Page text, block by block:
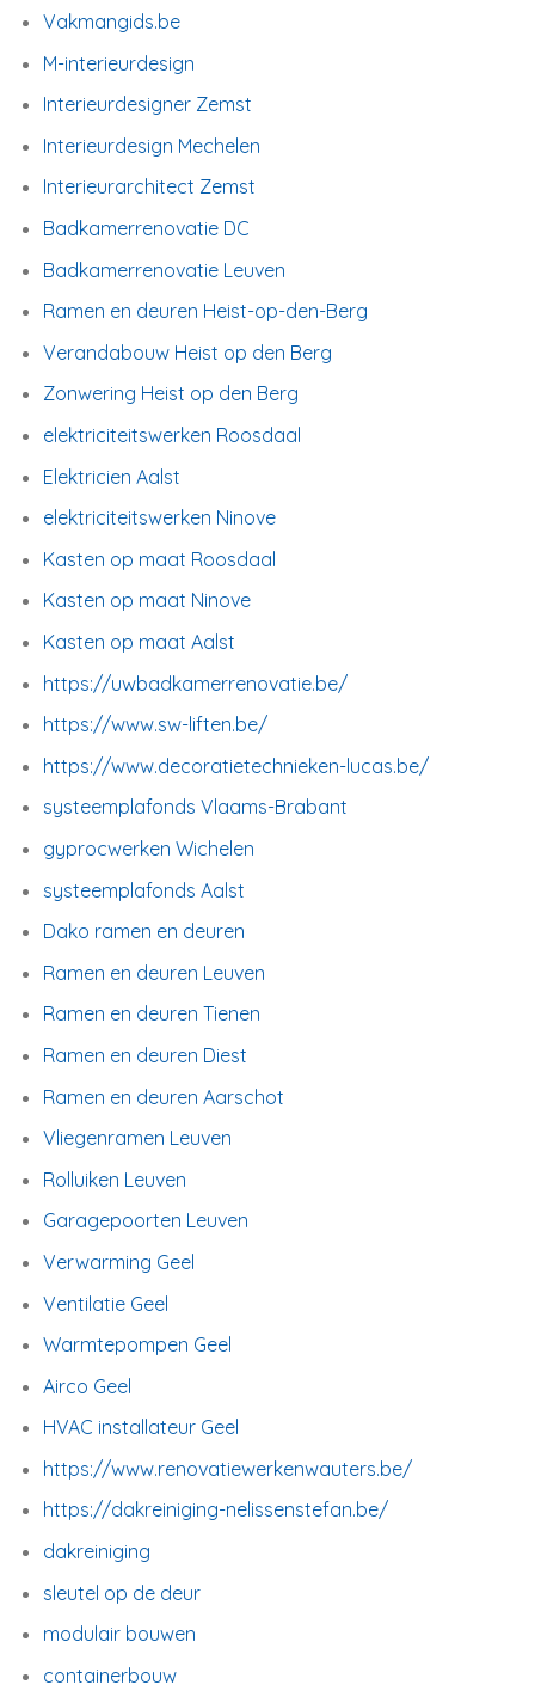
Vakmangids.be
M-interieurdesign
Interieurdesigner Zemst
Interieurdesign Mechelen
Interieurarchitect Zemst
Badkamerrenovatie DC
Badkamerrenovatie Leuven
Ramen en deuren Heist-op-den-Berg
Verandabouw Heist op den Berg
Zonwering Heist op den Berg
elektriciteitswerken Roosdaal
Elektricien Aalst
elektriciteitswerken Ninove
Kasten op maat Roosdaal
Kasten op maat Ninove
Kasten op maat Aalst
https://uwbadkamerrenovatie.be/
https://www.sw-liften.be/
https://www.decoratietechnieken-lucas.be/
systeemplafonds Vlaams-Brabant
gyprocwerken Wichelen
systeemplafonds Aalst
Dako ramen en deuren
Ramen en deuren Leuven
Ramen en deuren Tienen
Ramen en deuren Diest
Ramen en deuren Aarschot
Vliegenramen Leuven
Rolluiken Leuven
Garagepoorten Leuven
Verwarming Geel
Ventilatie Geel
Warmtepompen Geel
Airco Geel
HVAC installateur Geel
https://www.renovatiewerkenwauters.be/
https://dakreiniging-nelissenstefan.be/
dakreiniging
sleutel op de deur
modulair bouwen
containerbouw